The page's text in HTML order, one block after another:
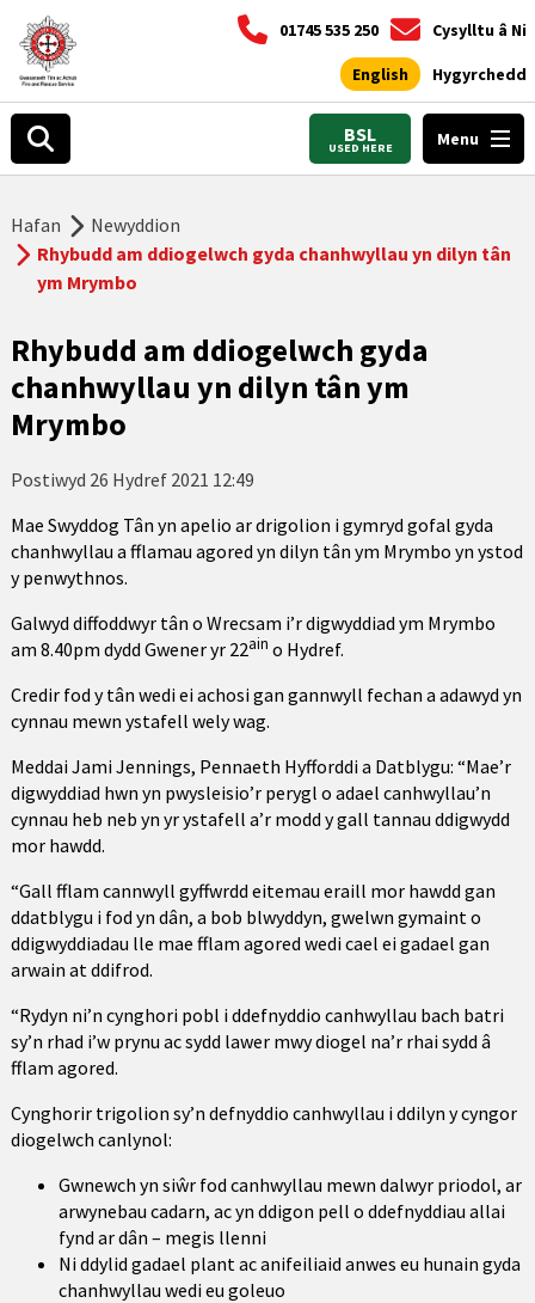
01745 535 250 Cysylltu â Ni
English Hygyrchedd
BSL
USED HERE Menu
Hafan
Newyddion
Rhybudd am ddiogelwch gyda chanhwyllau yn dilyn tân
ym Mrymbo
Rhybudd am ddiogelwch gyda
chanhwyllau yn dilyn tân ym
Mrymbo
Postiwyd 26 Hydref 2021 12:49
Mae Swyddog Tân yn apelio ar drigolion i gymryd gofal gyda
chanhwyllau a fflamau agored yn dilyn tân ym Mrymbo yn ystod
y penwythnos.
Galwyd diffoddwyr tân o Wrecsam i’r digwyddiad ym Mrymbo
am 8.40pm dydd Gwener yr 22ain o Hydref.
Credir fod y tân wedi ei achosi gan gannwyll fechan a adawyd yn
cynnau mewn ystafell wely wag.
Meddai Jami Jennings, Pennaeth Hyfforddi a Datblygu: “Mae’r
digwyddiad hwn yn pwysleisio’r perygl o adael canhwyllau’n
cynnau heb neb yn yr ystafell a’r modd y gall tannau ddigwydd
mor hawdd.
“Gall fflam cannwyll gyffwrdd eitemau eraill mor hawdd gan
ddatblygu i fod yn dân, a bob blwyddyn, gwelwn gymaint o
ddigwyddiadau lle mae fflam agored wedi cael ei gadael gan
arwain at ddifrod.
“Rydyn ni’n cynghori pobl i ddefnyddio canhwyllau bach batri
sy’n rhad i’w prynu ac sydd lawer mwy diogel na’r rhai sydd â
fflam agored.
Cynghorir trigolion sy’n defnyddio canhwyllau i ddilyn y cyngor
diogelwch canlynol:
Gwnewch yn siŵr fod canhwyllau mewn dalwyr priodol, ar
arwynebau cadarn, ac yn ddigon pell o ddefnyddiau allai
fynd ar dân – megis llenni
Ni ddylid gadael plant ac anifeiliaid anwes eu hunain gyda
chanhwyllau wedi eu goleuo